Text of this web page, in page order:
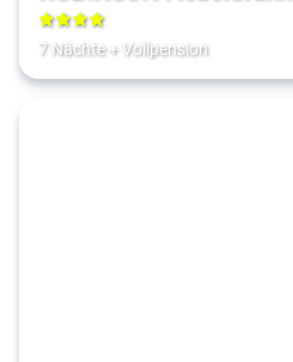
4
7 Nächte+ Vollpension